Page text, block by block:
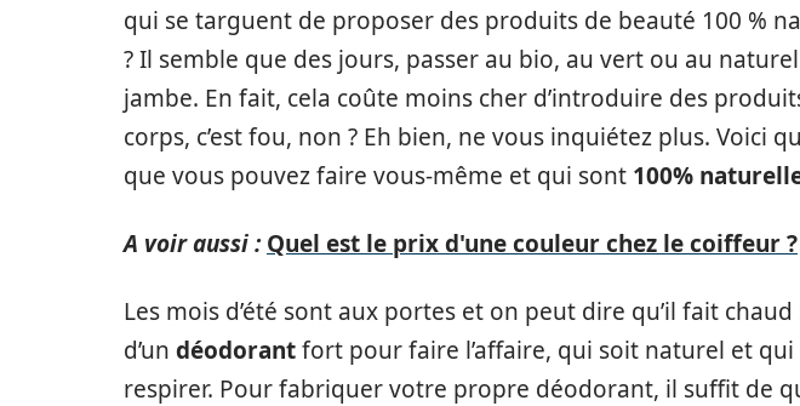
qui se targuent de proposer des produits de beauté 100 %
? Il semble que des jours, passer au bio, au vert ou au
jambe. En fait, cela coûte moins cher d’introduire des
corps, c’est fou, non ? Eh bien, ne vous inquiétez plus. Voici
que vous pouvez faire vous-même et qui sont 100%
A voir aussi : Quel est le prix d'une couleur chez le coiffeur ?
Les mois d’été sont aux portes et on peut dire qu’il fait
d’un déodorantfort pour faire l’affaire, qui soit naturel et
respirer. Pour fabriquer votre propre déodorant, il suffit de